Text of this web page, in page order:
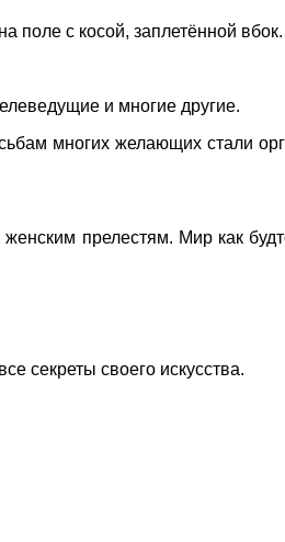
поле с косой, заплетённой вбок.
и многие другие.
многих желающих стали
прелестям. Мир как
секреты своего искусства.